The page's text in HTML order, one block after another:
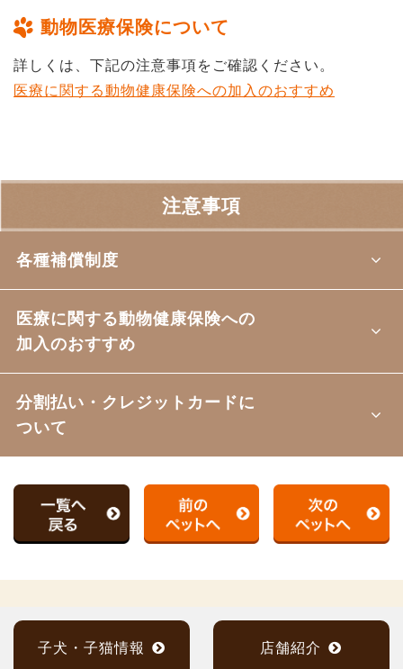
動物医療保険について
詳しくは、下記の注意事項をご確認ください。
医療に関する動物健康保険への加入のおすすめ
注意事項
各種補償制度
医療に関する動物健康保険への
加入のおすすめ
分割払い・クレジットカードに
ついて
子犬・子猫情報 店舗紹介